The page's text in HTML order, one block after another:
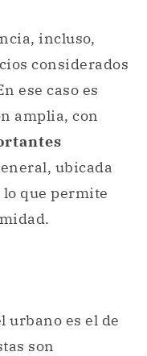
incluso,
considerados
ese caso es
amplia, con
ubicada
que permite
urbano es el de
son